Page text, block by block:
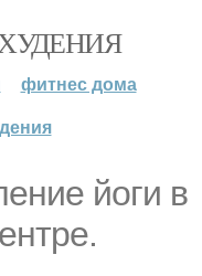
фитнес дома
йоги в